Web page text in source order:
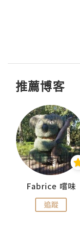
推薦博客
Fabrice 嚐味
追蹤